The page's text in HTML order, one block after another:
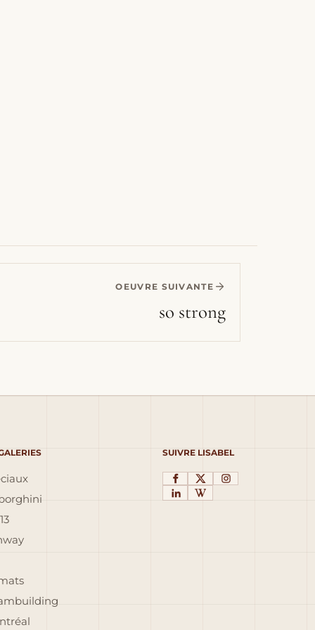
OEUVRE SUIVANTE
so strong
SUIVRE LISABEL